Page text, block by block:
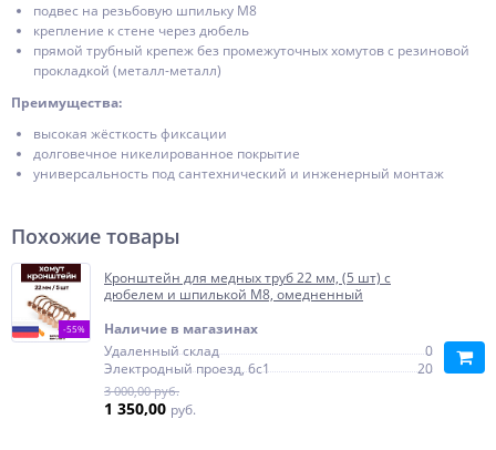
подвес на резьбовую шпильку М8
крепление к стене через дюбель
прямой трубный крепеж без промежуточных хомутов с резиновой
прокладкой (металл-металл)
Преимущества:
высокая жёсткость фиксации
долговечное никелированное покрытие
универсальность под сантехнический и инженерный монтаж
Похожие товары
-55%
Кронштейн для медных труб 22 мм, (5 шт) с
дюбелем и шпилькой М8, омедненный
Наличие в магазинах
Удаленный склад
0
Электродный проезд, 6с1
20
3 000,00 руб.
1 350,00 руб.